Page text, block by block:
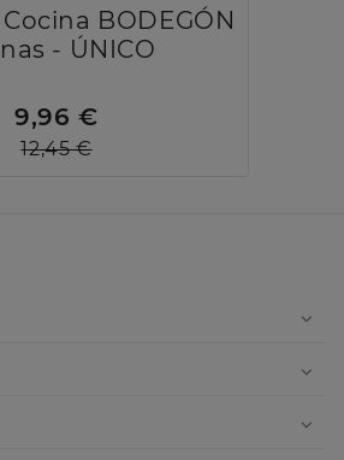
BODEGÓN
- ÚNICO
9,96 €
12,45 €